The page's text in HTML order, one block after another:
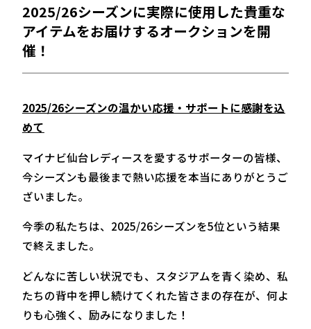
2025/26シーズンに実際に使用した貴重な
アイテムをお届けするオークションを開
催！
2025/26シーズンの温かい応援・サポートに感謝を込
めて
マイナビ仙台レディースを愛するサポーターの皆様、
今シーズンも最後まで熱い応援を本当にありがとうご
ざいました。
今季の私たちは、2025/26シーズンを5位という結果
で終えました。
どんなに苦しい状況でも、スタジアムを青く染め、私
たちの背中を押し続けてくれた皆さまの存在が、何よ
りも心強く、励みになりました！